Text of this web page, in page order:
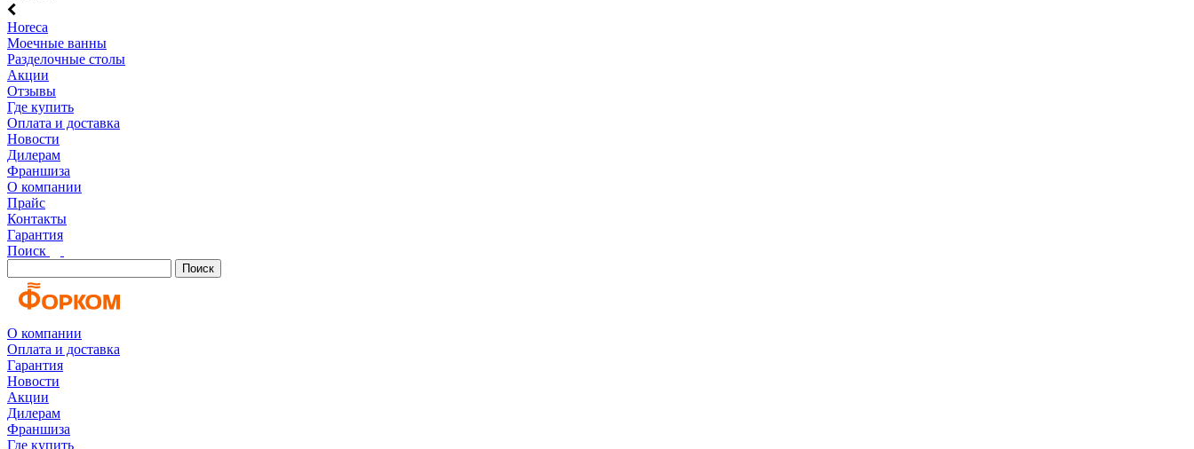
Horeca
Моечные ванны
Разделочные столы
Акции
Отзывы
Где купить
Оплата и доставка
Новости
Дилерам
Франшиза
О компании
Прайс
Контакты
Гарантия
Поиск
Поиск
О компании
Оплата и доставка
Гарантия
Новости
Акции
Дилерам
Франшиза
Где купить